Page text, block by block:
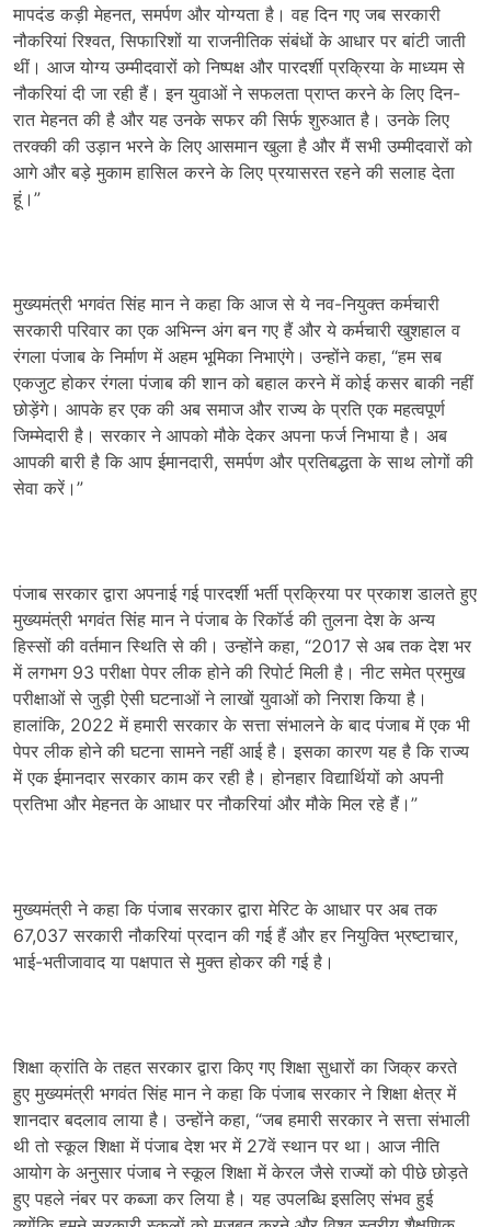
मापदंड कड़ी मेहनत, समर्पण और योग्यता है। वह दिन गए जब सरकारी
नौकरियां रिश्वत, सिफारिशों या राजनीतिक संबंधों के आधार पर बांटी जाती
थीं। आज योग्य उम्मीदवारों को निष्पक्ष और पारदर्शी प्रक्रिया के माध्यम से
नौकरियां दी जा रही हैं। इन युवाओं ने सफलता प्राप्त करने के लिए दिन-
रात मेहनत की है और यह उनके सफर की सिर्फ शुरुआत है। उनके लिए
तरक्की की उड़ान भरने के लिए आसमान खुला है और मैं सभी उम्मीदवारों को
आगे और बड़े मुकाम हासिल करने के लिए प्रयासरत रहने की सलाह देता
हूं।”
मुख्यमंत्री भगवंत सिंह मान ने कहा कि आज से ये नव-नियुक्त कर्मचारी
सरकारी परिवार का एक अभिन्न अंग बन गए हैं और ये कर्मचारी खुशहाल व
रंगला पंजाब के निर्माण में अहम भूमिका निभाएंगे। उन्होंने कहा, “हम सब
एकजुट होकर रंगला पंजाब की शान को बहाल करने में कोई कसर बाकी नहीं
छोड़ेंगे। आपके हर एक की अब समाज और राज्य के प्रति एक महत्वपूर्ण
जिम्मेदारी है। सरकार ने आपको मौके देकर अपना फर्ज निभाया है। अब
आपकी बारी है कि आप ईमानदारी, समर्पण और प्रतिबद्धता के साथ लोगों की
सेवा करें।”
पंजाब सरकार द्वारा अपनाई गई पारदर्शी भर्ती प्रक्रिया पर प्रकाश डालते हुए
मुख्यमंत्री भगवंत सिंह मान ने पंजाब के रिकॉर्ड की तुलना देश के अन्य
हिस्सों की वर्तमान स्थिति से की। उन्होंने कहा, “2017 से अब तक देश भर
में लगभग 93 परीक्षा पेपर लीक होने की रिपोर्ट मिली है। नीट समेत प्रमुख
परीक्षाओं से जुड़ी ऐसी घटनाओं ने लाखों युवाओं को निराश किया है।
हालांकि, 2022 में हमारी सरकार के सत्ता संभालने के बाद पंजाब में एक भी
पेपर लीक होने की घटना सामने नहीं आई है। इसका कारण यह है कि राज्य
में एक ईमानदार सरकार काम कर रही है। होनहार विद्यार्थियों को अपनी
प्रतिभा और मेहनत के आधार पर नौकरियां और मौके मिल रहे हैं।”
मुख्यमंत्री ने कहा कि पंजाब सरकार द्वारा मेरिट के आधार पर अब तक
67,037 सरकारी नौकरियां प्रदान की गई हैं और हर नियुक्ति भ्रष्टाचार,
भाई-भतीजावाद या पक्षपात से मुक्त होकर की गई है।
शिक्षा क्रांति के तहत सरकार द्वारा किए गए शिक्षा सुधारों का जिक्र करते
हुए मुख्यमंत्री भगवंत सिंह मान ने कहा कि पंजाब सरकार ने शिक्षा क्षेत्र में
शानदार बदलाव लाया है। उन्होंने कहा, “जब हमारी सरकार ने सत्ता संभाली
थी तो स्कूल शिक्षा में पंजाब देश भर में 27वें स्थान पर था। आज नीति
आयोग के अनुसार पंजाब ने स्कूल शिक्षा में केरल जैसे राज्यों को पीछे छोड़ते
हुए पहले नंबर पर कब्जा कर लिया है। यह उपलब्धि इसलिए संभव हुई